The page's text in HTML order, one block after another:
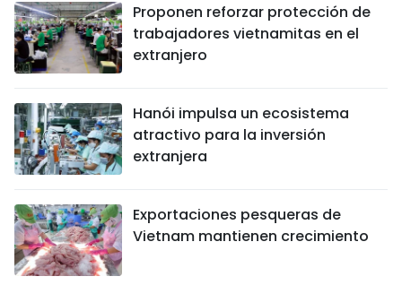
Proponen reforzar protección de
trabajadores vietnamitas en el
extranjero
Hanói impulsa un ecosistema
atractivo para la inversión
extranjera
Exportaciones pesqueras de
Vietnam mantienen crecimiento